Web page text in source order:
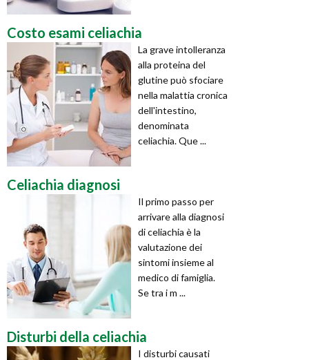
Costo esami celiachia
La grave intolleranza
alla proteina del
glutine può sfociare
nella malattia cronica
dell'intestino,
denominata
celiachia. Que ...
Celiachia diagnosi
Il primo passo per
arrivare alla diagnosi
di celiachia è la
valutazione dei
sintomi insieme al
medico di famiglia.
Se tra i m ...
Disturbi della celiachia
I disturbi causati